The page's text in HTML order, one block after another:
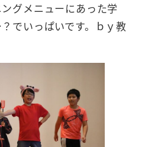
グメニューにあった学
でいっぱいです。ｂｙ教